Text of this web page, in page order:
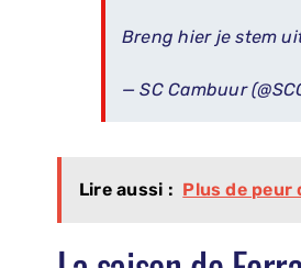
Breng hier je stem
— SC Cambuur
Lire aussi : Plus de peur